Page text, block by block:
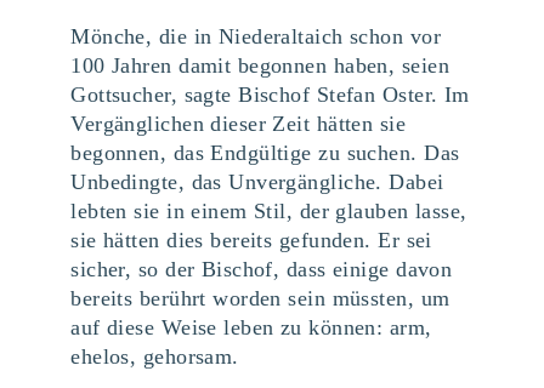
Mönche, die in Niederaltaich schon vor
100 Jahren damit begonnen haben, seien
Gottsucher, sagte Bischof Stefan Oster. Im
Vergänglichen dieser Zeit hätten sie
begonnen, das Endgültige zu suchen. Das
Unbedingte, das Unvergängliche. Dabei
lebten sie in einem Stil, der glauben lasse,
sie hätten dies bereits gefunden. Er sei
sicher, so der Bischof, dass einige davon
bereits berührt worden sein müssten, um
auf diese Weise leben zu können: arm,
ehelos, gehorsam.